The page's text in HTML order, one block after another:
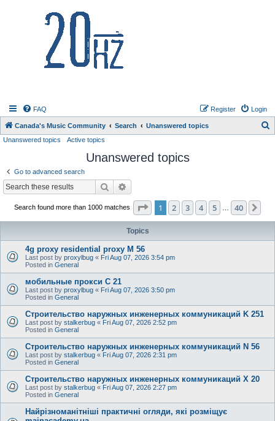
FAQ Login
Register
Canada's Music Community Search Unanswered topics
Unanswered topics Active topics
Unanswered topics
Go to advanced search
Search
Search found more than 1000 matches Page 1of 40
1 2 3 4 5 40
Topics
4g proxy residential proxy M 56
Last post by proxylbug « Fri Aug 07, 2026 3:54 pm
Posted in General
мобильные прокси C 21
Last post by proxylbug « Fri Aug 07, 2026 3:50 pm
Posted in General
Строительство наружных инженерных коммуникаций K 251
Last post by stalkerbug « Fri Aug 07, 2026 2:52 pm
Posted in General
Строительство наружных инженерных коммуникаций N 56
Last post by stalkerbug « Fri Aug 07, 2026 2:31 pm
Posted in General
Строительство наружных инженерных коммуникаций X 20
Last post by stalkerbug « Fri Aug 07, 2026 2:27 pm
Posted in General
Найрізноманітніші практичні огляди, які розміщує